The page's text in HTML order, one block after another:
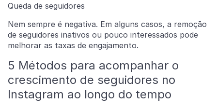
Queda de seguidores
Nem sempre é negativa. Em alguns casos, a remoção
de seguidores inativos ou pouco interessados pode
melhorar as taxas de engajamento.
5 Métodos para acompanhar o
crescimento de seguidores no
Instagram ao longo do tempo